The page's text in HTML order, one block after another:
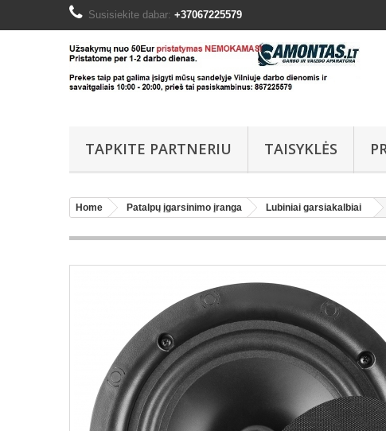
Susisiekite dabar: +37067225579
TAPKITE PARTNERIU TAISYKLĖS
Home Patalpų įgarsinimo įranga Lubiniai garsiakalbiai